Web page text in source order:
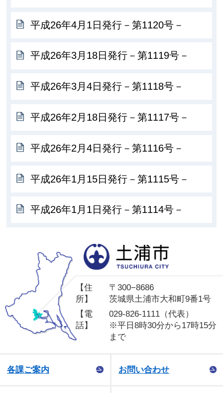
平成26年4月1日発行－第1120号－
平成26年3月18日発行－第1119号－
平成26年3月4日発行－第1118号－
平成26年2月18日発行－第1117号－
平成26年2月4日発行－第1116号－
平成26年1月15日発行－第1115号－
平成26年1月1日発行－第1114号－
【住
所】
〒300−8686
茨城県土浦市大和町9番1号
【電
話】
029-826-1111（代表）
※平日8時30分から17時15分
まで
各課ご案内 お問い合わせ